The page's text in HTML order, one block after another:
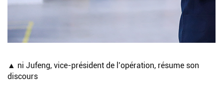
▲ ni Jufeng, vice-président de l’opération, résume son
discours